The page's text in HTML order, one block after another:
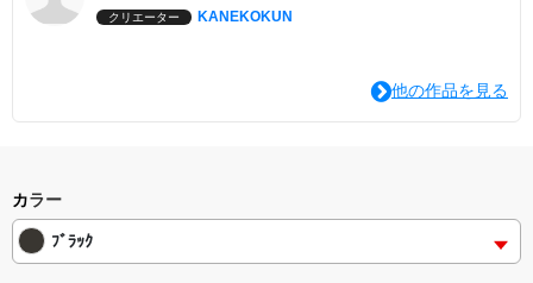
クリエーター KANEKOKUN
他の作品を見る
カラー
ﾌﾞﾗｯｸ